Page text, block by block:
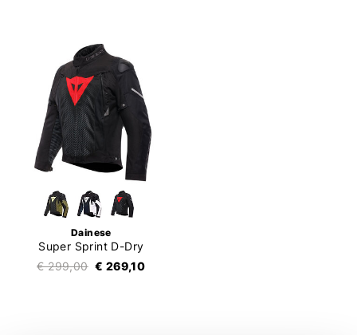
Dainese
Super Sprint D-Dry
€ 299,00 € 269,10